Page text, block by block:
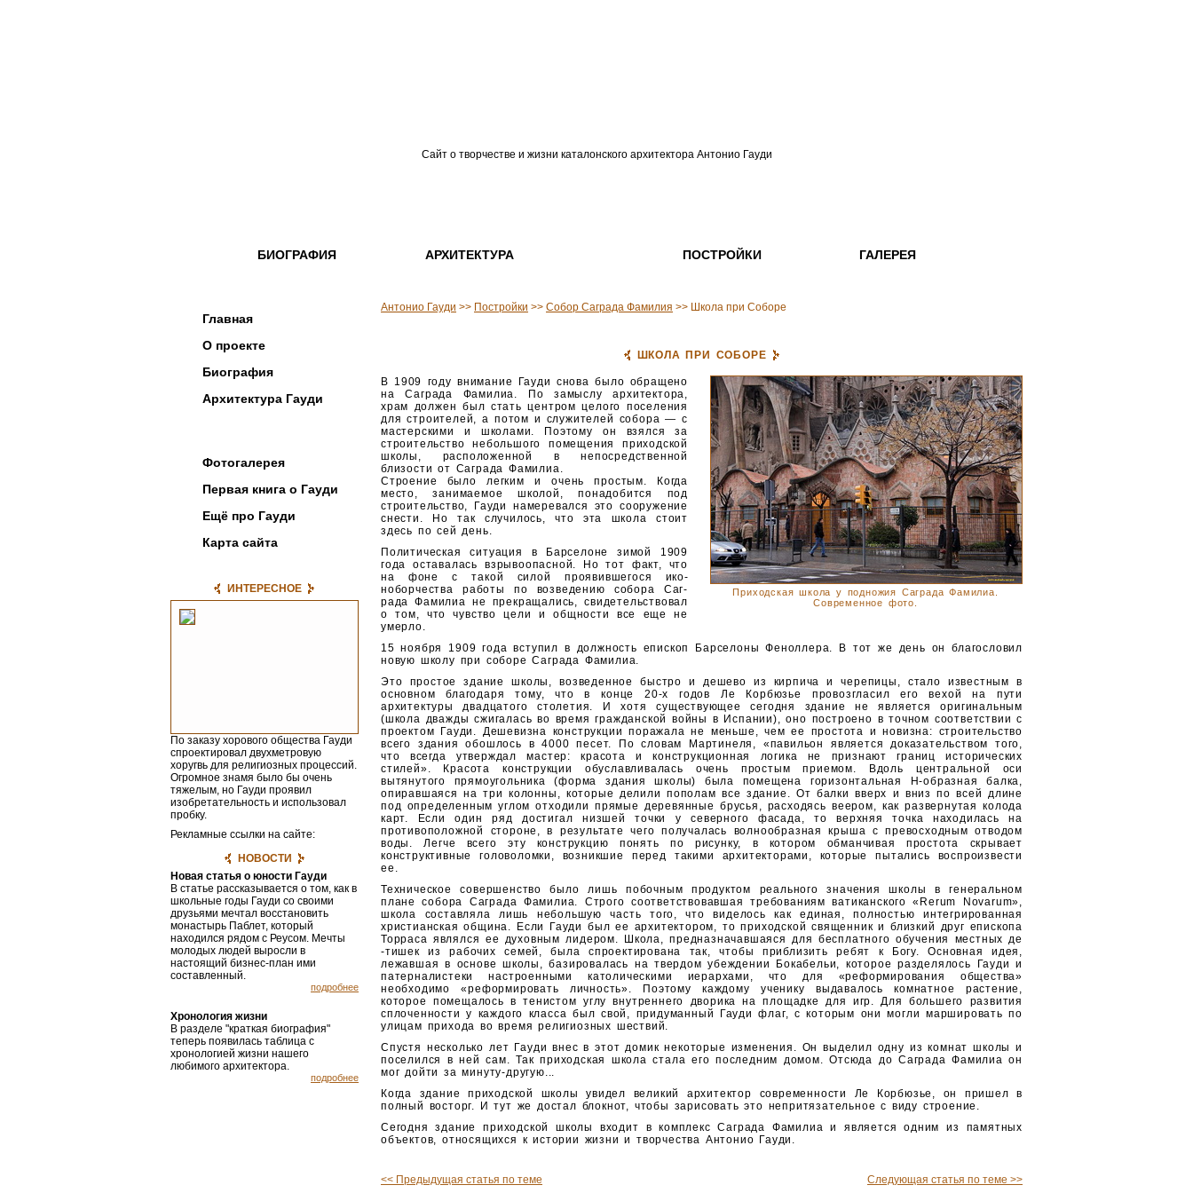
Сайт о творчестве и жизни каталонского архитектора Антонио Гауди
БИОГРАФИЯ АРХИТЕКТУРА ПОСТРОЙКИ ГАЛЕРЕЯ
Главная
О проекте
Биография
Архитектура Гауди
Фотогалерея
Первая книга о Гауди
Ещё про Гауди
Карта сайта
ИНТЕРЕСНОЕ
По заказу хорового общества Гауди
спроектировал двухметровую
хоругвь для религиозных процес­сий.
Огромное знамя было бы очень
тяжелым, но Гауди проявил
изобретательность и использовал
пробку.
Рекламные ссылки на сайте:
НОВОСТИ
Новая статья о юности Гауди
В статье рассказывается о том, как в
школьные годы Гауди со своими
друзьями мечтал восстановить
монастырь Паблет, который
находился рядом с Реусом. Мечты
молодых людей выросли в
настоящий бизнес-план ими
составленный.
подробнее
Хронология жизни
В разделе "краткая биография"
теперь появилась таблица с
хронологией жизни нашего
любимого архитектора.
подробнее
Антонио Гауди >> Постройки >> Собор Саграда Фамилия >> Школа при Соборе
ШКОЛА ПРИ СОБОРЕ
Приходская школа у подножия Саграда Фамилиа.
Современное фото.
В 1909 году внимание Гауди снова было обращено
на Саграда Фамилиа. По замыслу архитектора,
храм должен был стать центром целого поселения
для строителей, а потом и служителей собора — с
мастерскими и школами. Поэтому он взялся за
строительство небольшого помещения приходской
школы, расположенной в непосредственной
близости от Саграда Фамилиа.
Строение было легким и очень простым. Когда
место, занимаемое школой, понадобится под
строительство, Гауди намеревался это сооружение
снести. Но так случилось, что эта школа стоит
здесь по сей день.
Политическая ситуация в Барселоне зимой 1909
года оставалась взрывоопасной. Но тот факт, что
на фоне с такой силой проявившегося ико­
ноборчества работы по возведению собора Саг-
рада Фамилиа не прекращались, свидетельство­вал
о том, что чувство цели и общности все еще не
умерло.
15 ноября 1909 года вступил в должность епи­скоп Барселоны Феноллера. В тот же день он благо­словил
новую школу при соборе Саграда Фамилиа.
Это простое здание школы, возведенное бы­стро и дешево из кирпича и черепицы, стало из­вестным в
основном благодаря тому, что в конце 20-х годов Ле Корбюзье провозгласил его вехой на пути
архитектуры двадцатого столетия. И хотя существующее сегодня здание не является ориги­нальным
(школа дважды сжигалась во время гражданской войны в Испании), оно построено в точном соответствии с
проектом Гауди. Деше­визна конструкции поражала не меньше, чем ее простота и новизна: строительство
всего здания обошлось в 4000 песет. По словам Мартинеля, «павильон является доказательством того,
что всегда утверждал мастер: красота и конструкци­онная логика не признают границ исторических
стилей». Красота конструкции обуславливалась очень простым приемом. Вдоль центральной оси
вытянутого прямоугольника (форма здания шко­лы) была помещена горизонтальная Н-образная балка,
опиравшаяся на три колонны, которые де­лили пополам все здание. От балки вверх и вниз по всей длине
под определенным углом отходили прямые деревянные брусья, расходясь веером, как развернутая колода
карт. Если один ряд до­стигал низшей точки у северного фасада, то верх­няя точка находилась на
противоположной сто­роне, в результате чего получалась волнообраз­ная крыша с превосходным отводом
воды. Легче всего эту конструкцию понять по рисунку, в кото­ром обманчивая простота скрывает
конструктив­ные головоломки, возникшие перед такими архи­текторами, которые пытались воспроизвести
ее.
Техническое совершенство было лишь побоч­ным продуктом реального значения школы в генеральном
плане собора Саграда Фамилиа. Стро­го соответствовавшая требованиям ватиканского «Rerum Novarum»,
школа составляла лишь не­большую часть того, что виделось как единая, пол­ностью интегрированная
христианская община. Если Гауди был ее архитектором, то приходской священник и близкий друг епископа
Торраса яв­лялся ее духовным лидером. Школа, предназна­чавшаяся для бесплатного обучения местных де
-тишек из рабочих семей, была спроектирована так, чтобы приблизить ребят к Богу. Основная идея,
лежавшая в основе школы, базировалась на твердом убеждении Бокабельи, которое разделя­лось Гауди и
патерналистеки настроенными ка­толическими иерархами, что для «реформирова­ния общества»
необходимо «реформировать лич­ность». Поэтому каждому ученику выдавалось комнатное растение,
которое помещалось в те­нистом углу внутреннего дворика на площадке для игр. Для большего развития
сплоченности у каждого класса был свой, придуманный Гауди флаг, с которым они могли маршировать по
ули­цам прихода во время религиозных шествий.
Спустя несколько лет Гауди внес в этот домик некоторые изменения. Он выделил одну из комнат школы и
поселился в ней сам. Так приходская школа стала его последним домом. Отсюда до Саграда Фамилиа он
мог дойти за минуту-другую...
Когда здание приходской школы увидел великий архитектор современности Ле Корбюзье, он пришел в
полный восторг. И тут же достал блокнот, чтобы зарисовать это непритязательное с виду строение.
Сегодня здание приходской школы входит в комплекс Саграда Фамилиа и является одним из памятных
объектов, относящихся к истории жизни и творчества Антонио Гауди.
<< Предыдущая статья по теме Следующая статья по теме >>